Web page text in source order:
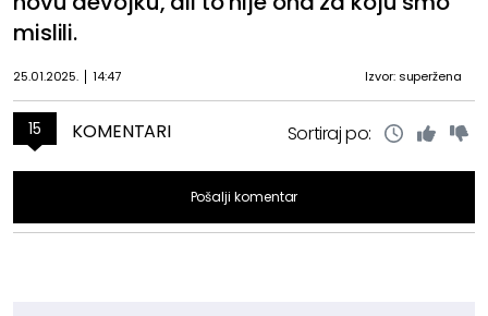
mislili.
25.01.2025. 14:47 Izvor: superžena
15 KOMENTARI Sortiraj po:
Pošalji komentar